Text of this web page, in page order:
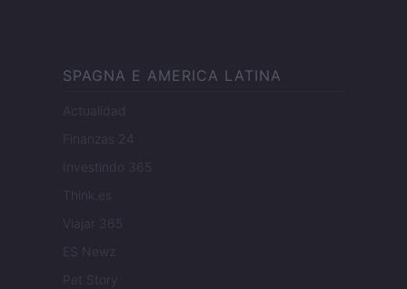
SPAGNA E AMERICA LATINA
Actualidad
Finanzas 24
Investindo 365
Think.es
Viajar 365
ES Newz
Pet Story